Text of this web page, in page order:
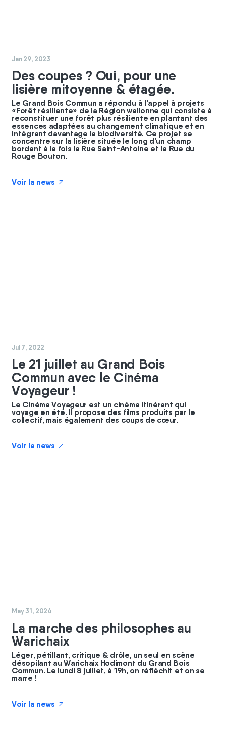
#chantier
Jan 29, 2023
Des coupes ? Oui, pour une
lisière mitoyenne & étagée.
Le Grand Bois Commun a répondu à l’appel à projets
«Forêt résiliente» de la Région wallonne qui consiste à
reconstituer une forêt plus résiliente en plantant des
essences adaptées au changement climatique et en
intégrant davantage la biodiversité. Ce projet se
concentre sur la lisière située le long d’un champ
bordant à la fois la Rue Saint-Antoine et la Rue du
Rouge Bouton.
Voir la news ↗
#coopérateurs
Jul 7, 2022
Le 21 juillet au Grand Bois
Commun avec le Cinéma
Voyageur !
Le Cinéma Voyageur est un cinéma itinérant qui
voyage en été. Il propose des films produits par le
collectif, mais également des coups de cœur.
Voir la news ↗
#GBC
May 31, 2024
La marche des philosophes au
Warichaix
Léger, pétillant, critique & drôle, un seul en scène
désopilant au Warichaix Hodimont du Grand Bois
Commun. Le lundi 8 juillet, à 19h, on réfléchit et on se
marre !
Voir la news ↗